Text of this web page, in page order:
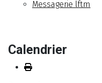
Messagerie lftm
Calendrier